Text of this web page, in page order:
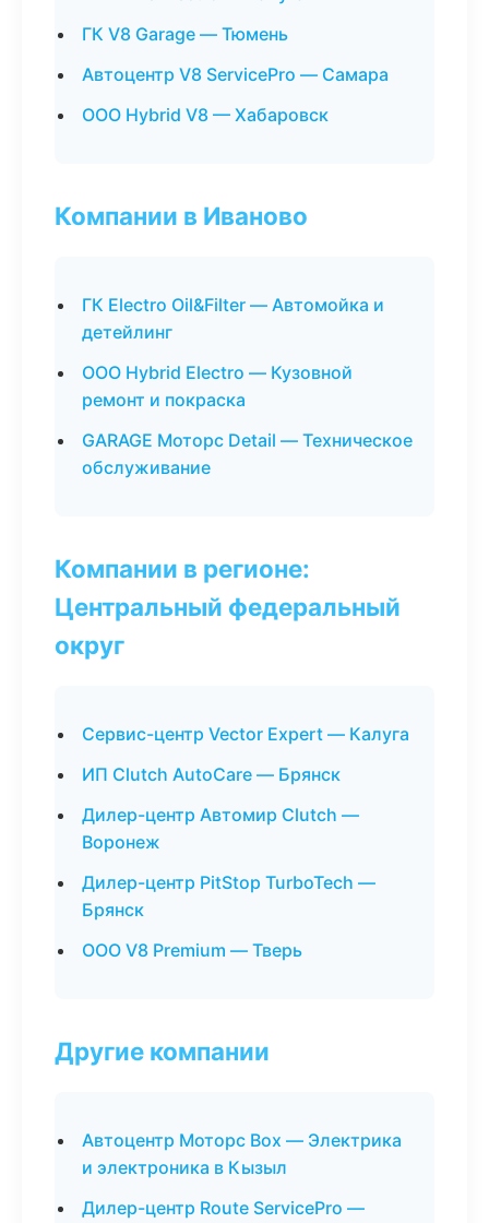
ГК V8 Garage — Тюмень
Автоцентр V8 ServicePro — Самара
ООО Hybrid V8 — Хабаровск
Компании в Иваново
ГК Electro Oil&Filter — Автомойка и
детейлинг
ООО Hybrid Electro — Кузовной
ремонт и покраска
GARAGE Моторс Detail — Техническое
обслуживание
Компании в регионе:
Центральный федеральный
округ
Сервис-центр Vector Expert — Калуга
ИП Clutch AutoCare — Брянск
Дилер-центр Автомир Clutch —
Воронеж
Дилер-центр PitStop TurboTech —
Брянск
ООО V8 Premium — Тверь
Другие компании
Автоцентр Моторс Box — Электрика
и электроника в Кызыл
Дилер-центр Route ServicePro —